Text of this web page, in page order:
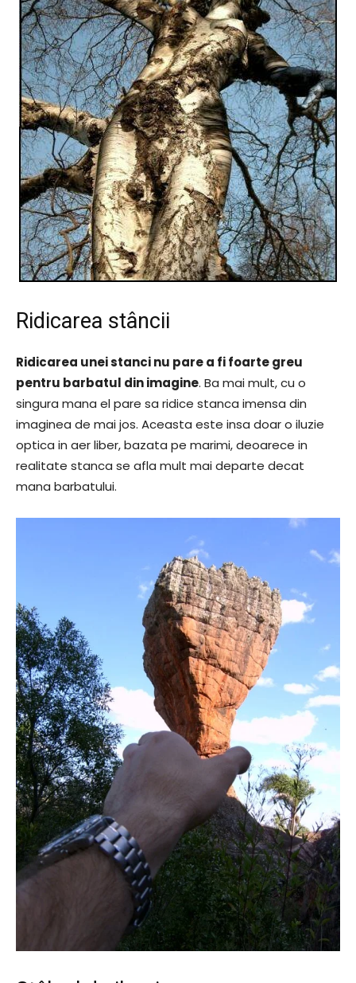
Ridicarea stâncii
Ridicarea unei stanci nu pare a fi foarte greu
pentru barbatul din imagine. Ba mai mult, cu o
singura mana el pare sa ridice stanca imensa din
imaginea de mai jos. Aceasta este insa doar o iluzie
optica in aer liber, bazata pe marimi, deoarece in
realitate stanca se afla mult mai departe decat
mana barbatului.